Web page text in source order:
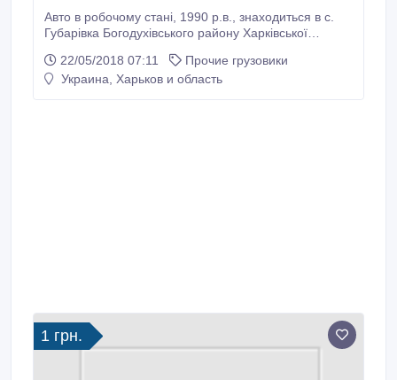
Авто в робочому стані, 1990 р.в., знаходиться в с.
Губарівка Богодухівського району Харківської
можливість продажу по безготівковому розрахунку з
ПДВ, акумулятор відсутній. Тел.: (067) 579-41-42.
22/05/2018 07:11
Прочие грузовики
Украина, Харьков и область
1 грн.